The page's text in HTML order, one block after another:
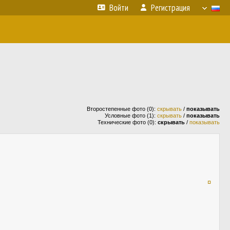
Войти Регистрация
Второстепенные фото (0): скрывать / показывать
Условные фото (1): скрывать / показывать
Технические фото (0): скрывать / показывать
¤